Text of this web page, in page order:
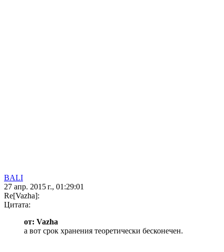
BALI
27 апр. 2015 г., 01:29:01
Re[Vazha]:
Цитата:
от: Vazha
а вот срок хранения теоретически бесконечен.